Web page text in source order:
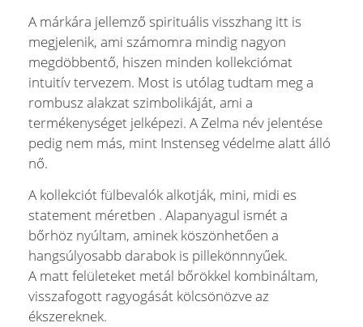
A márkára jellemző spirituális visszhang itt is
megjelenik, ami számomra mindig nagyon
megdöbbentő, hiszen minden kollekciómat
intuitív tervezem. Most is utólag tudtam meg a
rombusz alakzat szimbolikáját, ami a
termékenységet jelképezi. A Zelma név jelentése
pedig nem más, mint Instenseg védelme alatt álló
nő.
A kollekciót fülbevalók alkotják, mini, midi es
statement méretben . Alapanyagul ismét a
bőrhöz nyúltam, aminek köszönhetően a
hangsúlyosabb darabok is pillekönnnyűek.
A matt felületeket metál bőrökkel kombináltam,
visszafogott ragyogását kölcsönözve az
ékszereknek.